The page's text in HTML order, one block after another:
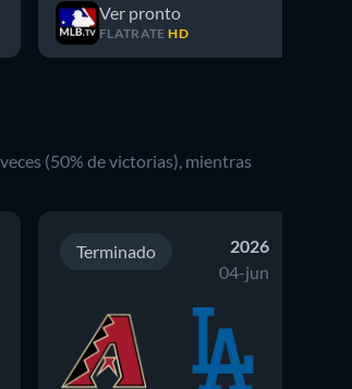
Ver pronto
FLATRATE HD
veces (50% de victorias), mientras
Terminado
2026
04-jun